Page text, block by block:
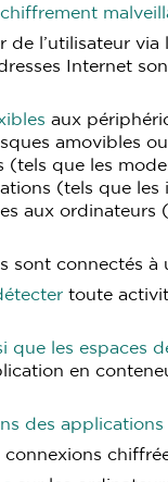
de l’utilisateur via
Internet
aux
amovibles
(tels que les
(tels que les
aux ordinateurs
sont connectés à
toute
que les espaces
en
des applications